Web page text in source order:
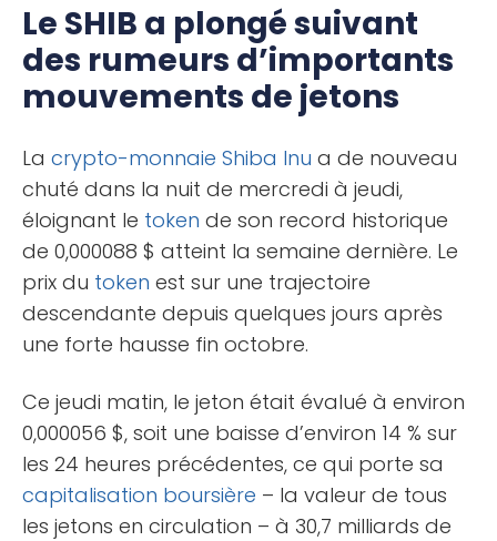
Le SHIB a plongé suivant
des rumeurs d’importants
mouvements de jetons
La crypto-monnaie Shiba Inu a de nouveau
chuté dans la nuit de mercredi à jeudi,
éloignant le token de son record historique
de 0,000088 $ atteint la semaine dernière. Le
prix du token est sur une trajectoire
descendante depuis quelques jours après
une forte hausse fin octobre.
Ce jeudi matin, le jeton était évalué à environ
0,000056 $, soit une baisse d’environ 14 % sur
les 24 heures précédentes, ce qui porte sa
capitalisation boursière – la valeur de tous
les jetons en circulation – à 30,7 milliards de